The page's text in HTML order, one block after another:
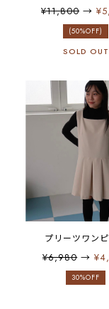
¥11,800→
(50%OFF)
SOLD OUT
プリーツワン
¥6,980→
30%OFF